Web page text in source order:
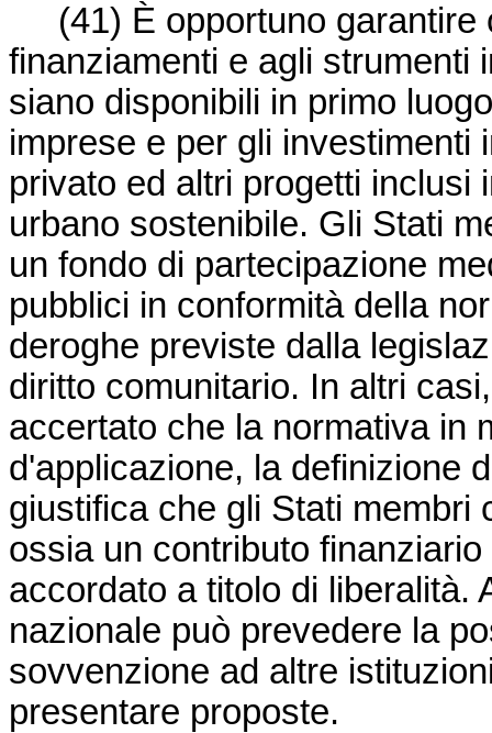
(41) È opportuno
finanziamenti e agli strumenti
siano disponibili in primo
imprese e per gli investimenti
privato ed altri progetti inclusi
urbano sostenibile. Gli Stati
un fondo di partecipazione
pubblici in conformità della
deroghe previste dalla
diritto comunitario. In altri
accertato che la normativa in
d'applicazione, la definizione
giustifica che gli Stati membri
ossia un contributo
accordato a titolo di liberalità.
nazionale può prevedere la
sovvenzione ad altre
presentare proposte.